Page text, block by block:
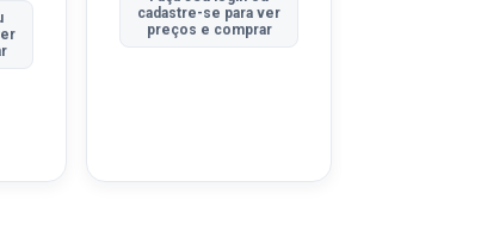
cadastre-se para ver
preços e comprar